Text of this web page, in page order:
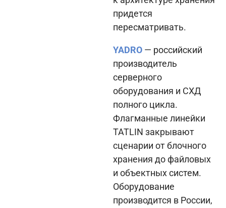
придется
пересматривать.
YADRO — российский
производитель
серверного
оборудования и СХД
полного цикла.
Флагманные линейки
TATLIN закрывают
сценарии от блочного
хранения до файловых
и объектных систем.
Оборудование
производится в России,